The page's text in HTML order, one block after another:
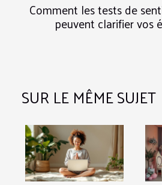
Comment les tests de
peuvent clarifier vos
SUR LE MÊME SUJET